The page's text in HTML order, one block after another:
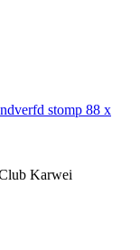
stomp 88 x
Karwei